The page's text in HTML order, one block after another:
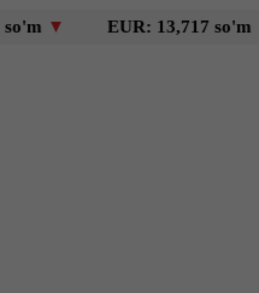
EUR: 13,717 so'm▼